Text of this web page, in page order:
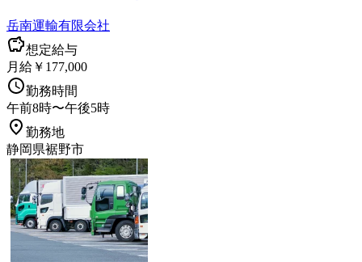
岳南運輸有限会社
想定給与
月給￥177,000
勤務時間
午前8時〜午後5時
勤務地
静岡県裾野市